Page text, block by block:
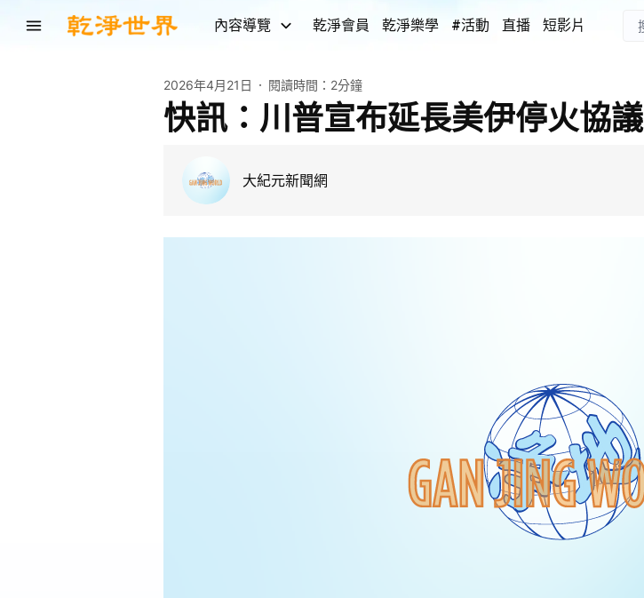
內容導覽 乾淨會員 乾淨樂學 #活動 直播 短影片
2026年4月21日 閱讀時間： 2分鐘
快訊：川普宣布延長美伊停火協議
大紀元新聞網